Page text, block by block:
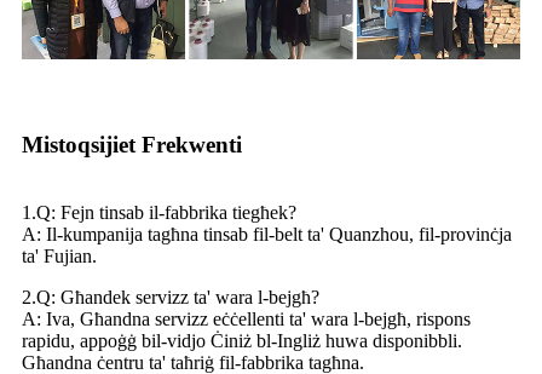
Mistoqsijiet Frekwenti
1.Q: Fejn tinsab il-fabbrika tiegħek?
A: Il-kumpanija tagħna tinsab fil-belt ta' Quanzhou, fil-provinċja
ta' Fujian.
2.Q: Għandek servizz ta' wara l-bejgħ?
A: Iva, Għandna servizz eċċellenti ta' wara l-bejgħ, rispons
rapidu, appoġġ bil-vidjo Ċiniż bl-Ingliż huwa disponibbli.
Għandna ċentru ta' taħriġ fil-fabbrika tagħna.